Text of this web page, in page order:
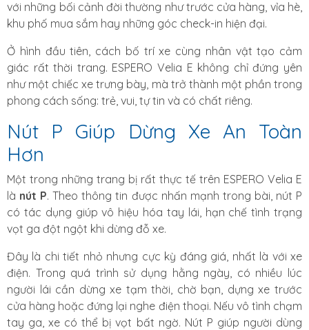
với những bối cảnh đời thường như trước cửa hàng, vỉa hè,
khu phố mua sắm hay những góc check-in hiện đại.
Ở hình đầu tiên, cách bố trí xe cùng nhân vật tạo cảm
giác rất thời trang. ESPERO Velia E không chỉ đứng yên
như một chiếc xe trưng bày, mà trở thành một phần trong
phong cách sống: trẻ, vui, tự tin và có chất riêng.
Nút P Giúp Dừng Xe An Toàn
Hơn
Một trong những trang bị rất thực tế trên ESPERO Velia E
là nút P. Theo thông tin được nhấn mạnh trong bài, nút P
có tác dụng giúp vô hiệu hóa tay lái, hạn chế tình trạng
vọt ga đột ngột khi dừng đỗ xe.
Đây là chi tiết nhỏ nhưng cực kỳ đáng giá, nhất là với xe
điện. Trong quá trình sử dụng hằng ngày, có nhiều lúc
người lái cần dừng xe tạm thời, chờ bạn, dựng xe trước
cửa hàng hoặc đứng lại nghe điện thoại. Nếu vô tình chạm
tay ga, xe có thể bị vọt bất ngờ. Nút P giúp người dùng